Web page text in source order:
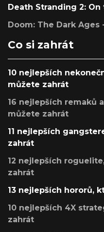
Death Stranding 2:
Doom: The Dark Ages
Co si zahrát
10 nejlepších
můžete zahrát
16 nejlepších remaků
můžete zahrát
11 nejlepších
zahrát
12 nejlepších
zahrát
13 nejlepších hororů,
10 nejlepších 4X
zahrát